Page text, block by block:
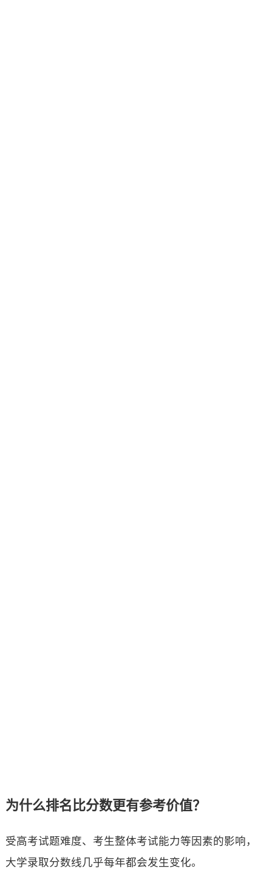
为什么排名比分数更有参考价值？
受高考试题难度、考生整体考试能力等因素的影响，
大学录取分数线几乎每年都会发生变化。